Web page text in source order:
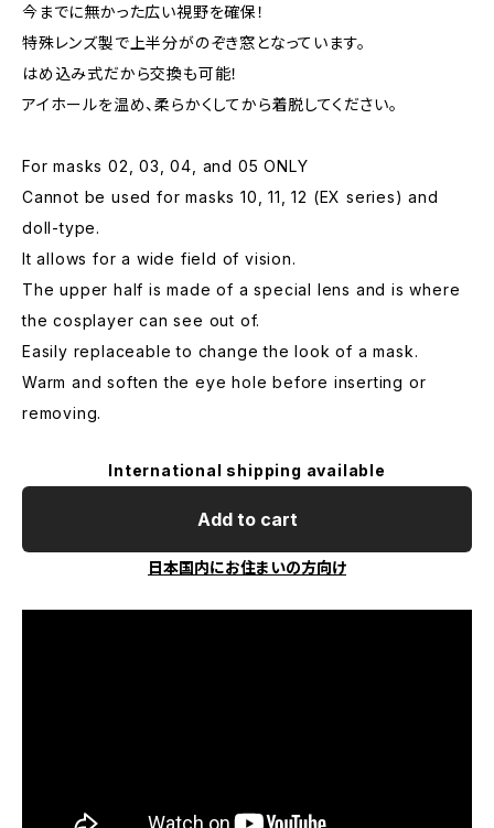
今までに無かった広い視野を確保！
特殊レンズ製で上半分がのぞき窓となっています。
はめ込み式だから交換も可能！
アイホールを温め、柔らかくしてから着脱してください。
For masks 02, 03, 04, and 05 ONLY
Cannot be used for masks 10, 11, 12 (EX series) and
doll-type.
It allows for a wide field of vision.
The upper half is made of a special lens and is where
the cosplayer can see out of.
Easily replaceable to change the look of a mask.
Warm and soften the eye hole before inserting or
removing.
International shipping available
Add to cart
日本国内にお住まいの方向け